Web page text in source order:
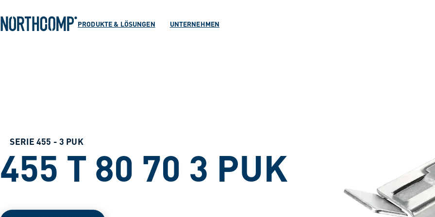
Zur Navigation springen
PRODUKTE & LÖSUNGEN UNTERNEHMEN
SERIE 455 - 3 PUK
455 T 80 70 3 PUK